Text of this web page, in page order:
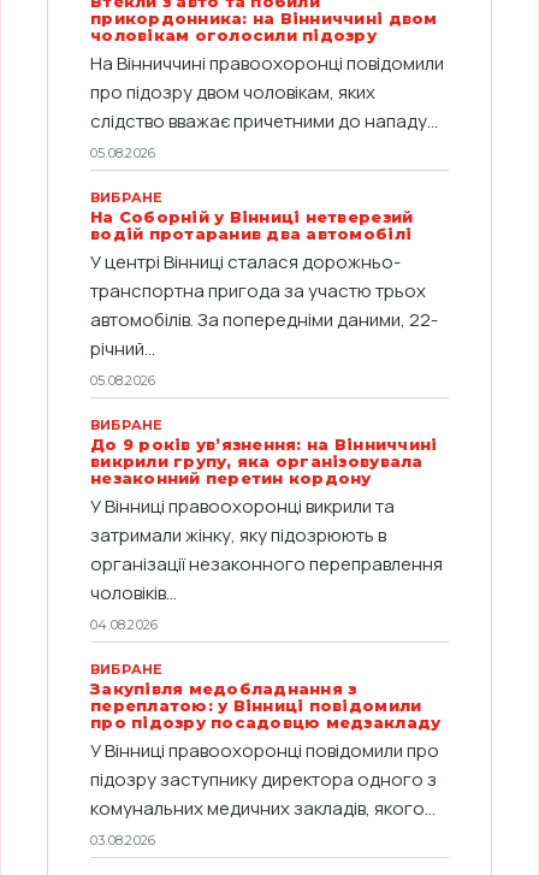
прикордонника: на Вінниччині двом
чоловікам оголосили підозру
На Вінниччині правоохоронці повідомили
про підозру двом чоловікам, яких
слідство вважає причетними до нападу...
05.08.2026
ВИБРАНЕ
На Соборній у Вінниці нетверезий
водій протаранив два автомобілі
У центрі Вінниці сталася дорожньо-
транспортна пригода за участю трьох
автомобілів. За попередніми даними, 22-
річний...
05.08.2026
ВИБРАНЕ
До 9 років ув’язнення: на Вінниччині
викрили групу, яка організовувала
незаконний перетин кордону
У Вінниці правоохоронці викрили та
затримали жінку, яку підозрюють в
організації незаконного переправлення
чоловіків...
04.08.2026
ВИБРАНЕ
Закупівля медобладнання з
переплатою: у Вінниці повідомили
про підозру посадовцю медзакладу
У Вінниці правоохоронці повідомили про
підозру заступнику директора одного з
комунальних медичних закладів, якого...
03.08.2026